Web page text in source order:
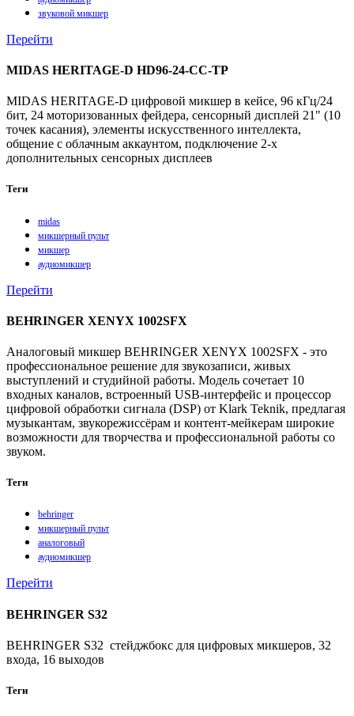
звуковой микшер
Перейти
MIDAS HERITAGE-D HD96-24-CC-TP
MIDAS HERITAGE-D цифровой микшер в кейсе, 96 кГц/24
бит, 24 моторизованных фейдера, сенсорный дисплей 21" (10
точек касания), элементы искусственного интеллекта,
общение с облачным аккаунтом, подключение 2-х
дополнительных сенсорных дисплеев
Теги
midas
микшерный пульт
микшер
аудиомикшер
Перейти
BEHRINGER XENYX 1002SFX
Аналоговый микшер BEHRINGER XENYX 1002SFX - это
профессиональное решение для звукозаписи, живых
выступлений и студийной работы. Модель сочетает 10
входных каналов, встроенный USB‑интерфейс и процессор
цифровой обработки сигнала (DSP) от Klark Teknik, предлагая
музыкантам, звукорежиссёрам и контент‑мейкерам широкие
возможности для творчества и профессиональной работы со
звуком.
Теги
behringer
микшерный пульт
аналоговый
аудиомикшер
Перейти
BEHRINGER S32
BEHRINGER S32 стейджбокс для цифровых микшеров, 32
входа, 16 выходов
Теги